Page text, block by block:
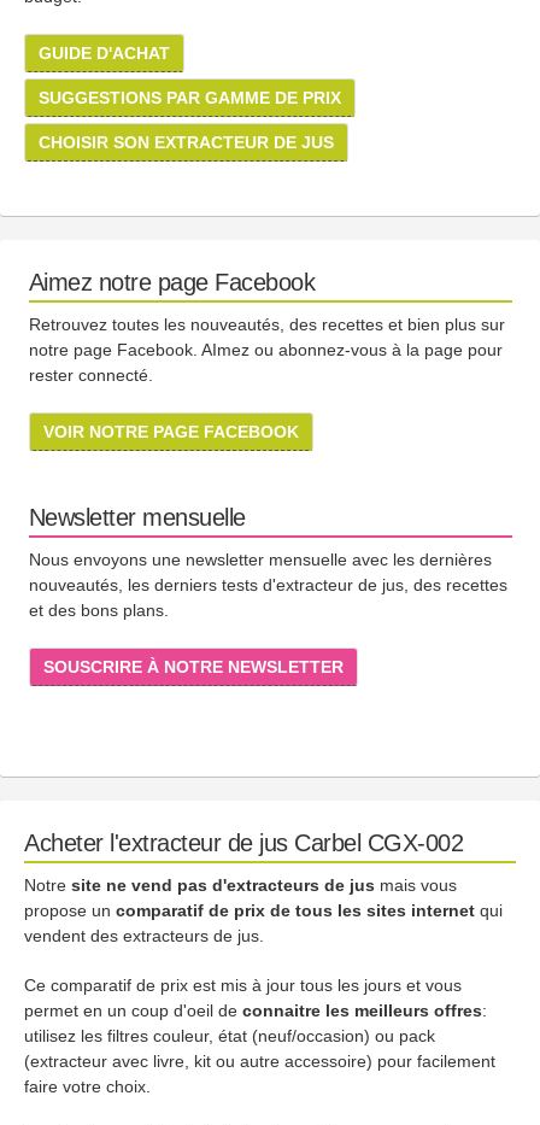
GUIDE D'ACHAT
SUGGESTIONS PAR GAMME DE PRIX
CHOISIR SON EXTRACTEUR DE JUS
Aimez notre page Facebook
Retrouvez toutes les nouveautés, des recettes et bien plus sur
notre page Facebook. AImez ou abonnez-vous à la page pour
rester connecté.
VOIR NOTRE PAGE FACEBOOK
Newsletter mensuelle
Nous envoyons une newsletter mensuelle avec les dernières
nouveautés, les derniers tests d'extracteur de jus, des recettes
et des bons plans.
SOUSCRIRE À NOTRE NEWSLETTER
Acheter l'extracteur de jus Carbel CGX-002
Notre site ne vend pas d'extracteurs de jus mais vous
propose un comparatif de prix de tous les sites internet qui
vendent des extracteurs de jus.
Ce comparatif de prix est mis à jour tous les jours et vous
permet en un coup d'oeil de connaitre les meilleurs offres:
utilisez les filtres couleur, état (neuf/occasion) ou pack
(extracteur avec livre, kit ou autre accessoire) pour facilement
faire votre choix.